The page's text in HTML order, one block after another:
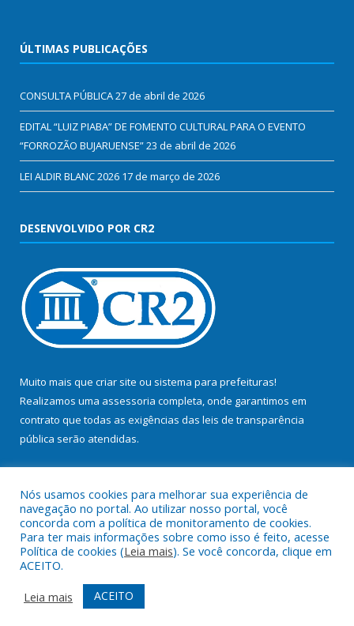
ÚLTIMAS PUBLICAÇÕES
CONSULTA PÚBLICA27 de abril de 2026
EDITAL “LUIZ PIABA” DE FOMENTO CULTURAL PARA O EVENTO
“FORROZÃO BUJARUENSE”23 de abril de 2026
LEI ALDIR BLANC 2026 17 de março de 2026
DESENVOLVIDO POR CR2
Muito mais que criar site ou sistema para prefeituras!
Realizamos uma assessoria completa, onde garantimos em
contrato que todas as exigências das leis de transparência
pública serão atendidas.
Todos os direitos reservados a Prefeitura Municipal de Bujaru.
Mapa do Site
Acessar Área Administrativa
Acessar Webmail
Nós usamos cookies para melhorar sua experiência de
navegação no portal. Ao utilizar nosso portal, você
concorda com a política de monitoramento de cookies.
Para ter mais informações sobre como isso é feito, acesse
Política de cookies (Leia mais). Se você concorda, clique em
ACEITO.
Leia mais
ACEITO